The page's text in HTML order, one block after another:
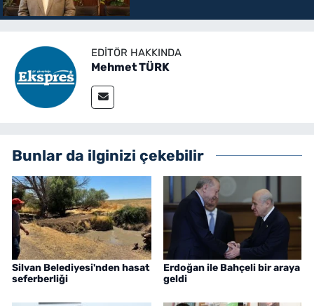
EDITÖR HAKKINDA
Mehmet TÜRK
Bunlar da ilginizi çekebilir
Silvan Belediyesi'nden hasat
seferberliği
Erdoğan ile Bahçeli bir araya
geldi